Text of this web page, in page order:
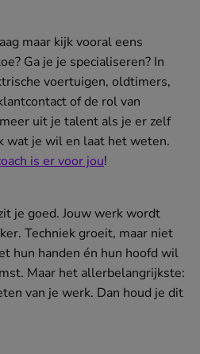
maar kijk vooral eens
Ga je je specialiseren? In
voertuigen, oldtimers,
of de rol van
uit je talent als je er zelf
wat je wil en laat het weten.
is er voor jou!
je goed. Jouw werk wordt
Techniek groeit, maar niet
hun handen én hun hoofd wil
Maar het allerbelangrijkste:
van je werk. Dan houd je dit